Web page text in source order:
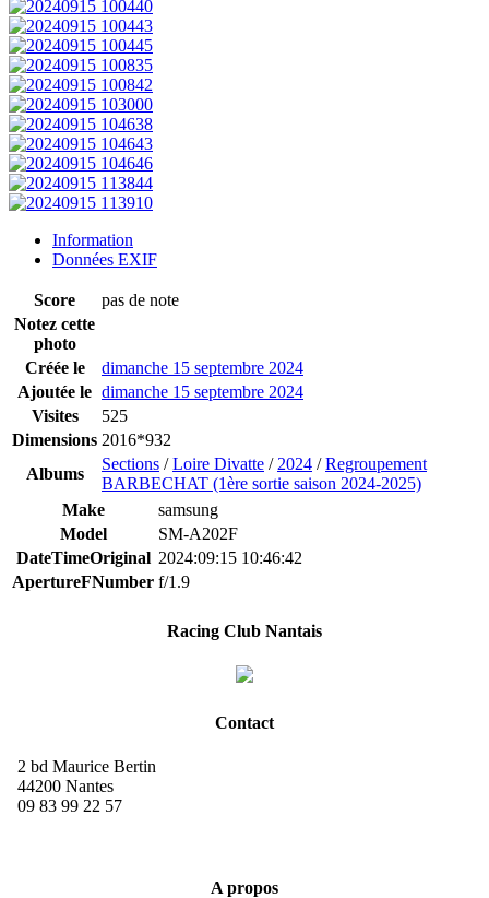
Information
Données EXIF
Score
pas de note
Notez cette
photo
Créée le
dimanche 15 septembre 2024
Ajoutée le dimanche 15 septembre 2024
Visites
525
Dimensions 2016*932
Albums
Sections /Loire Divatte / 2024 /Regroupement
BARBECHAT (1ère sortie saison 2024-2025)
Make
samsung
Model
SM-A202F
DateTimeOriginal 2024:09:15 10:46:42
ApertureFNumber f/1.9
Racing Club Nantais
Contact
2 bd Maurice Bertin
44200 Nantes
09 83 99 22 57
A propos